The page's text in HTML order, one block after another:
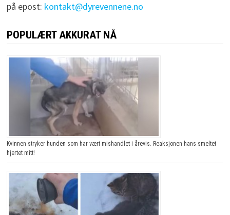
på epost: kontakt@dyrevennene.no
POPULÆRT AKKURAT NÅ
Kvinnen stryker hunden som har vært mishandlet i årevis. Reaksjonen hans smeltet
hjertet mitt!